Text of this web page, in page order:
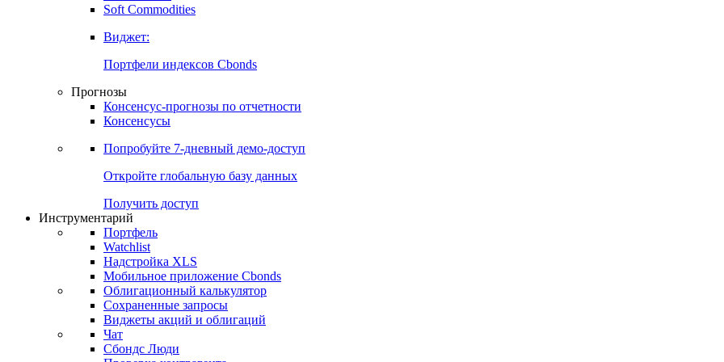
Нефть
Бензин
Commodities
Soft Commodities
Виджет:
Портфели индексов Cbonds
Прогнозы
Консенсус-прогнозы по отчетности
Консенсусы
Попробуйте7-дневный
Откройте глобальную базу данных
Получить доступ
Инструментарий
Портфель
Watchlist
Надстройка XLS
Мобильное приложение Cbonds
Облигационный калькулятор
Сохраненные запросы